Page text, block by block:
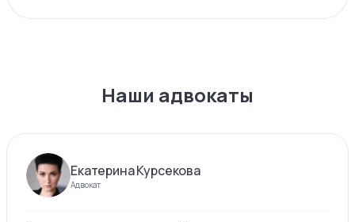
Наши адвокаты
Екатерина Курсекова
Адвокат